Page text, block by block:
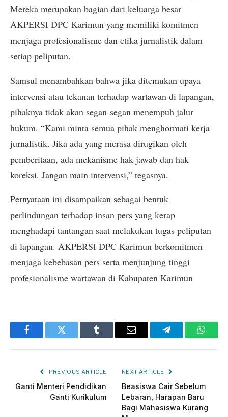
Mereka merupakan bagian dari keluarga besar
AKPERSI DPC Karimun yang memiliki komitmen
menjaga profesionalisme dan etika jurnalistik dalam
setiap peliputan.
Samsul menambahkan bahwa jika ditemukan upaya
intervensi atau tekanan terhadap wartawan di lapangan,
pihaknya tidak akan segan-segan menempuh jalur
hukum. “Kami minta semua pihak menghormati kerja
jurnalistik. Jika ada yang merasa dirugikan oleh
pemberitaan, ada mekanisme hak jawab dan hak
koreksi. Jangan main intervensi,” tegasnya.
Pernyataan ini disampaikan sebagai bentuk
perlindungan terhadap insan pers yang kerap
menghadapi tantangan saat melakukan tugas peliputan
di lapangan. AKPERSI DPC Karimun berkomitmen
menjaga kebebasan pers serta menjunjung tinggi
profesionalisme wartawan di Kabupaten Karimun
FacebookTwitter Tumblr Email Telegram
PREVIOUS ARTICLE
Ganti Menteri Pendidikan
Ganti Kurikulum
NEXT ARTICLE
Beasiswa Cair Sebelum
Lebaran, Harapan Baru
Bagi Mahasiswa Kurang